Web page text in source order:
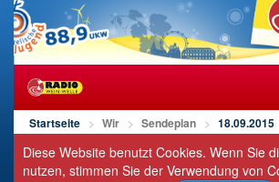
Startseite Wir Sendeplan 18.09.2015
Diese Website benutzt Cookies. Wenn Sie
nutzen, stimmen Sie der Verwendung von